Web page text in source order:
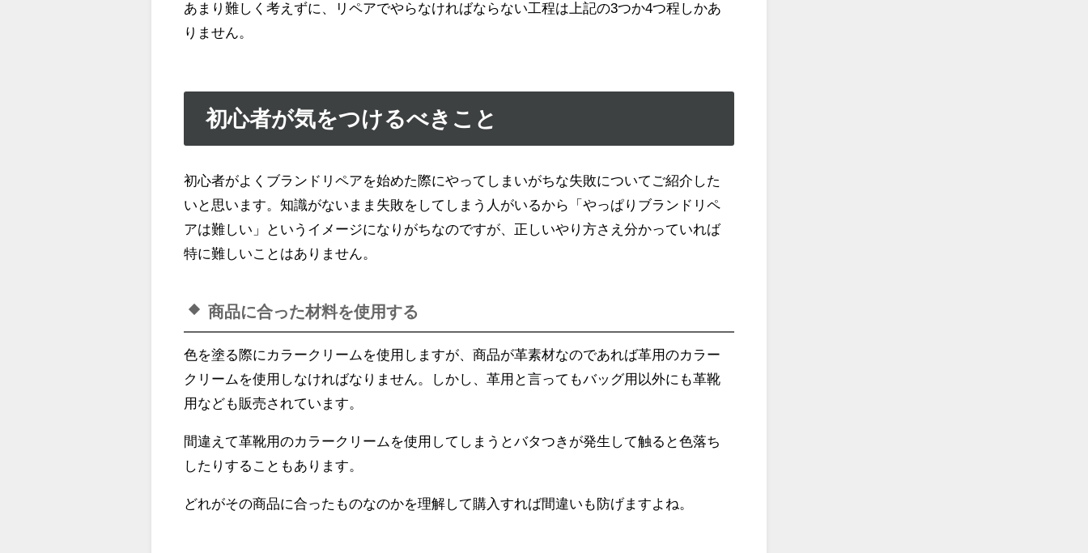
あまり難しく考えずに、リペアでやらなければならない工程は上記の3つか4つ程しかあ
りません。
初心者が気をつけるべきこと
初心者がよくブランドリペアを始めた際にやってしまいがちな失敗についてご紹介した
いと思います。知識がないまま失敗をしてしまう人がいるから「やっぱりブランドリペ
アは難しい」というイメージになりがちなのですが、正しいやり方さえ分かっていれば
特に難しいことはありません。
商品に合った材料を使用する
色を塗る際にカラークリームを使用しますが、商品が革素材なのであれば革用のカラー
クリームを使用しなければなりません。しかし、革用と言ってもバッグ用以外にも革靴
用なども販売されています。
間違えて革靴用のカラークリームを使用してしまうとバタつきが発生して触ると色落ち
したりすることもあります。
どれがその商品に合ったものなのかを理解して購入すれば間違いも防げますよね。